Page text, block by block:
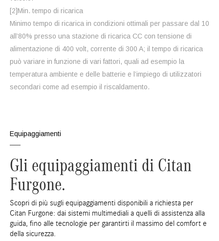
[2]Min. tempo di ricarica
Minimo tempo di ricarica in condizioni ottimali per passare dal 10
all’80% presso una stazione di ricarica CC con tensione di
alimentazione di 400 volt, corrente di 300 A; il tempo di ricarica
può variare in funzione di vari fattori, quali ad esempio la
temperatura ambiente e delle batterie e l’impiego di utilizzatori
secondari come ad esempio il riscaldamento.
Equipaggiamenti
Gli equipaggiamenti di Citan
Furgone.
Scopri di più sugli equipaggiamenti disponibili a richiesta per
Citan Furgone: dai sistemi multimediali a quelli di assistenza alla
guida, fino alle tecnologie per garantirti il massimo del comfort e
della sicurezza.